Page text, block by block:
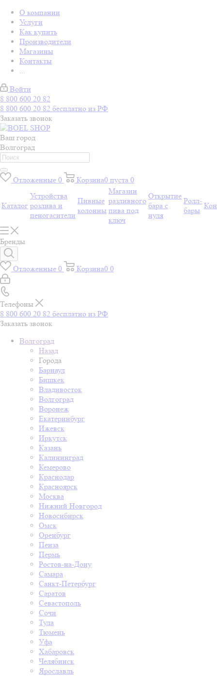
О компании
Услуги
Как купить
Производители
Магазины
Контакты
...
Войти
8 800 600 20 82
8 800 600 20 82 бесплатно из РФ
Заказать звонок
Ваш город
Волгоград
Отложенные 0 Корзина0 пуста 0
Каталог
Устройства
розлива и
пеногасители
Пивные
колонны
Магазин
разливного
пива под
ключ
Открытие
бара с
нуля
Ролл-
бары
Бренды
Отложенные 0 Корзина0 0
Телефоны
8 800 600 20 82 бесплатно из РФ
Заказать звонок
Волгоград
Назад
Города
Барнаул
Бишкек
Владивосток
Волгоград
Воронеж
Екатеринбург
Ижевск
Иркутск
Казань
Калининград
Кемерово
Краснодар
Красноярск
Москва
Нижний Новгород
Новосибирск
Омск
Оренбург
Пенза
Пермь
Ростов-на-Дону
Самара
Санкт-Петербург
Саратов
Севастополь
Сочи
Тула
Тюмень
Уфа
Хабаровск
Челябинск
Ярославль